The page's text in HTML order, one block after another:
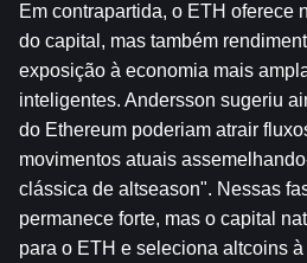
Em contrapartida, o ETH oferece
do capital, mas também
exposição à economia mais
inteligentes. Andersson sugeriu
do Ethereum poderiam atrair
movimentos atuais
clássica de altseason". Nessas
permanece forte, mas o capital
para o ETH e seleciona altcoins